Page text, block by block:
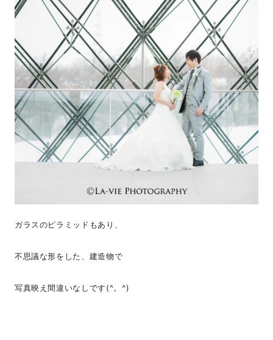
ガラスのピラミッドもあり、
不思議な形をした、建造物で
写真映え間違いなしです(^。^)